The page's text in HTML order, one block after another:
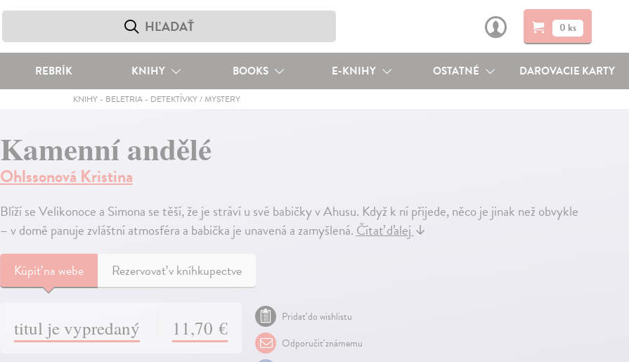
0 ks
REBRÍK KNIHY BOOKS E-KNIHY OSTATNÉ DAROVACIE KARTY
KNIHY- BELETRIA- DETEKTÍVKY / MYSTERY
Kamenní andělé
Ohlssonová Kristina
Blíží se Velikonoce a Simona se těší, že je stráví u své babičky v Ahusu. Když k ní přijede, něco je jinak než obvykle
– v domě panuje zvláštní atmosféra a babička je unavená a zamyšlená.Čítať ďalej↓
Kúpiťna webe Rezervovať v kníhkupectve
titul je vypredaný 11,70 €
Pridať do wishlistu
Odporučiť známemu